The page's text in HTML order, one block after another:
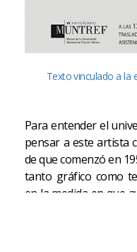
Texto vinculado a la
Para entender el
pensar a este artista
de que comenzó en
tanto gráfico como
en la medida en que